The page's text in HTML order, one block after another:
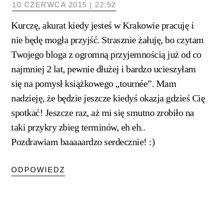
10 CZERWCA 2015 | 22:52
Kurczę, akurat kiedy jesteś w Krakowie pracuję i
nie będę mogła przyjść. Strasznie żałuję, bo czytam
Twojego bloga z ogromną przyjemnością już od co
najmniej 2 lat, pewnie dłużej i bardzo ucieszyłam
się na pomysł książkowego „tournée”. Mam
nadzieję, że będzie jeszcze kiedyś okazja gdzieś Cię
spotkać! Jeszcze raz, aż mi się smutno zrobiło na
taki przykry zbieg terminów, eh eh..
Pozdrawiam baaaaardzo serdecznie! :)
ODPOWIEDZ